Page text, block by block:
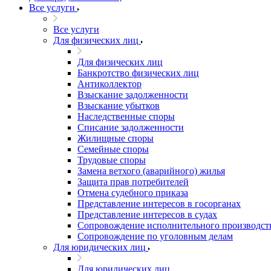
Все услуги
Все услуги
Для физических лиц
Для физических лиц
Банкротство физических лиц
Антиколлектор
Взыскание задолженности
Взыскание убытков
Наследственные споры
Списание задолженности
Жилищные споры
Семейные споры
Трудовые споры
Замена ветхого (аварийного) жилья
Защита прав потребителей
Отмена судебного приказа
Представление интересов в госорганах
Представление интересов в судах
Сопровождение исполнительного
Сопровождение по уголовным делам
Для юридических лиц
Для юридических лиц